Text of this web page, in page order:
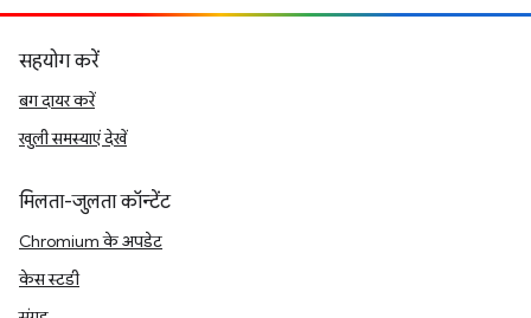
सहयोग करें
बग दायर करें
खुली समस्याएं देखें
मिलता-जुलता कॉन्टेंट
Chromium के अपडेट
केस स्टडी